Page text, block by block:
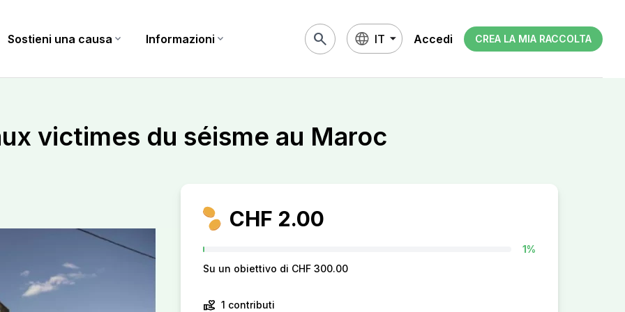
Sostieni una causa expand_more Informazioni expand_more search IT Accedi CREA LA MIA RACCOLTA
victimes du séisme au Maroc
CHF 2.00
1%
Su un obiettivo di CHF 300.00
volunteer_activism 1 contributi